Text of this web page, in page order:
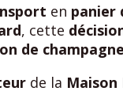
en panier
, cette
de
de la Maison